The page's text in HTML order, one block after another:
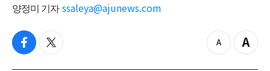
양정미 기자 ssaleya@ajunews.com
f
t
z
Z